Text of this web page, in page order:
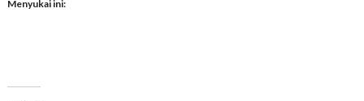
Menyukai ini: